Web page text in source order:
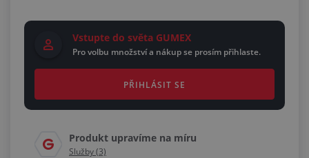
Vstupte do světa GUMEX
Pro volbu množství a nákup se prosím přihlaste.
PŘIHLÁSIT SE
Produkt upravíme na míru
Služby (3)